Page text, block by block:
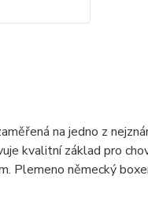
na jedno z
kvalitní základ pro
Plemeno německý